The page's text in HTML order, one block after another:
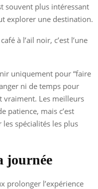
souvent plus intéressant
explorer une destination.
à l’ail noir, c’est l’une
uniquement pour “faire
ni de temps pour
vraiment. Les meilleurs
patience, mais c’est
spécialités les plus
journée
prolonger l’expérience